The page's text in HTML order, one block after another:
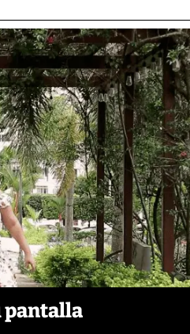
pantalla​